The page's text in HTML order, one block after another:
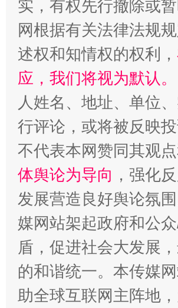
实，有权先行撤除或
网根据有关法律法规
述权和知情权的权利，
应，我们将视为默认
人姓名、地址、单位
行评论，或将被反映
不代表本网赞同其观
体舆论为导向 ，强化
发展营造良好舆论氛
媒网站架起政府和公
盾，促进社会大发展
的和谐统一。本传媒
助全球互联网主阵地